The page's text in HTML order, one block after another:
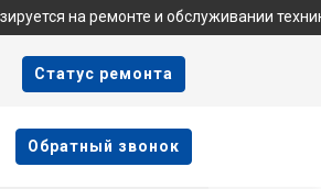
и обслуживании техники Samsung.
Cтатус ремонта
Oбратный звонок